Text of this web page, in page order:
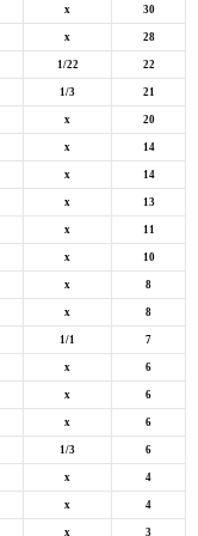
x 30
x 28
1/22 22
1/3 21
x 20
x 14
x 14
x 13
x 11
x 10
x 8
x 8
1/1 7
x 6
x 6
x 6
1/3 6
x 4
x 4
x 3